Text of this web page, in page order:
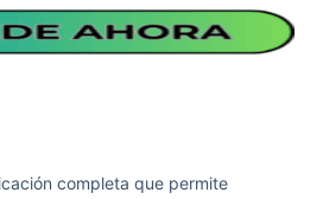
completa que permite